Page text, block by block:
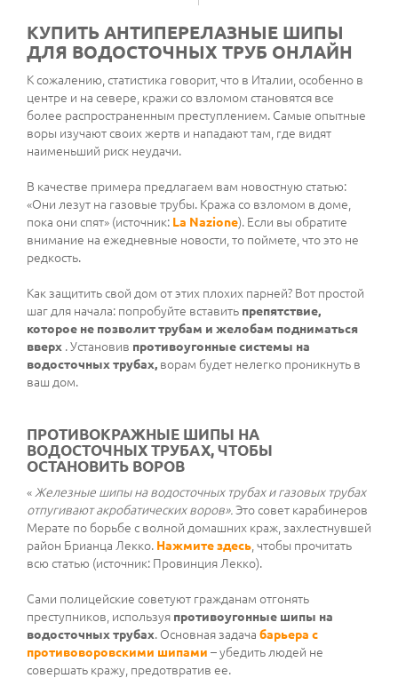
КУПИТЬ АНТИПЕРЕЛАЗНЫЕ ШИПЫ
ДЛЯ ВОДОСТОЧНЫХ ТРУБ ОНЛАЙН
К сожалению, статистика говорит, что в Италии, особенно в
центре и на севере, кражи со взломом становятся все
более распространенным преступлением. Самые опытные
воры изучают своих жертв и нападают там, где видят
наименьший риск неудачи.
В качестве примера предлагаем вам новостную статью:
«Они лезут на газовые трубы. Кража со взломом в доме,
пока они спят» (источник: La Nazione). Если вы обратите
внимание на ежедневные новости, то поймете, что это не
редкость.
Как защитить свой дом от этих плохих парней? Вот простой
шаг для начала: попробуйте вставить препятствие,
которое не позволит трубам и желобам подниматься
вверх . Установив противоугонные системы на
водосточных трубах, ворам будет нелегко проникнуть в
ваш дом.
ПРОТИВОКРАЖНЫЕ ШИПЫ НА
ВОДОСТОЧНЫХ ТРУБАХ, ЧТОБЫ
ОСТАНОВИТЬ ВОРОВ
«Железные шипы на водосточных трубах и газовых трубах
отпугивают акробатических воров».Это совет карабинеров
Мерате по борьбе с волной домашних краж, захлестнувшей
район Брианца Лекко. Нажмите здесь, чтобы прочитать
всю статью (источник: Провинция Лекко).
Сами полицейские советуют гражданам отгонять
преступников, используя противоугонные шипы на
водосточных трубах. Основная задача барьера с
противоворовскими шипами – убедить людей не
совершать кражу, предотвратив ее.